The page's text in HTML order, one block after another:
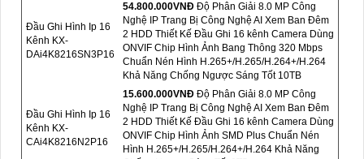
Đầu Ghi Hình Ip 16
Kênh KX-
DAi4K8216SN3P16
54.800.000VNÐ Độ Phân Giải 8.0 MP Công
Nghệ IP Trang Bị Công Nghệ AI Xem Ban Đêm
2 HDD Thiết Kế Đầu Ghi 16 kênh Camera Dùng
ONVIF Chip Hình Ảnh Bang Thông 320 Mbps
Chuẩn Nén Hình H.265+/H.265/H.264+/H.264
Khả Năng Chống Ngược Sáng Tốt 10TB
Đầu Ghi Hình Ip 16
Kênh KX-
CAi4K8216N2P16
15.600.000VNÐ Độ Phân Giải 8.0 MP Công
Nghệ IP Trang Bị Công Nghệ AI Xem Ban Đêm
2 HDD Thiết Kế Đầu Ghi 16 kênh Camera Dùng
ONVIF Chip Hình Ảnh SMD Plus Chuẩn Nén
Hình H.265+/H.265/H.264+/H.264 Khả Năng